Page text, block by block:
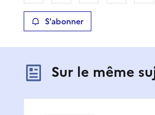
S'abonner
Sur le même